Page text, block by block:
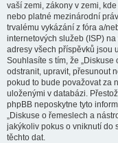
vaší zemi, zákony v zemi,
nebo platné mezinárodní
trvalému vykázání z fóra a/
internetových služeb (ISP)
adresy všech příspěvků jsou
Souhlasíte s tím, že
odstranit, upravit, přesunout
pokud to bude považovat za
uloženými v databázi.
phpBB neposkytne tyto
„Diskuse o řemeslech a
jakýkoliv pokus o vniknutí do
těchto dat.